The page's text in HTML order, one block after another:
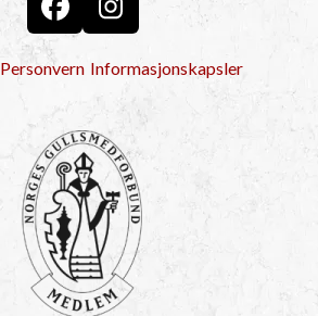
FacebookInstagram
Personvern Informasjonskapsler